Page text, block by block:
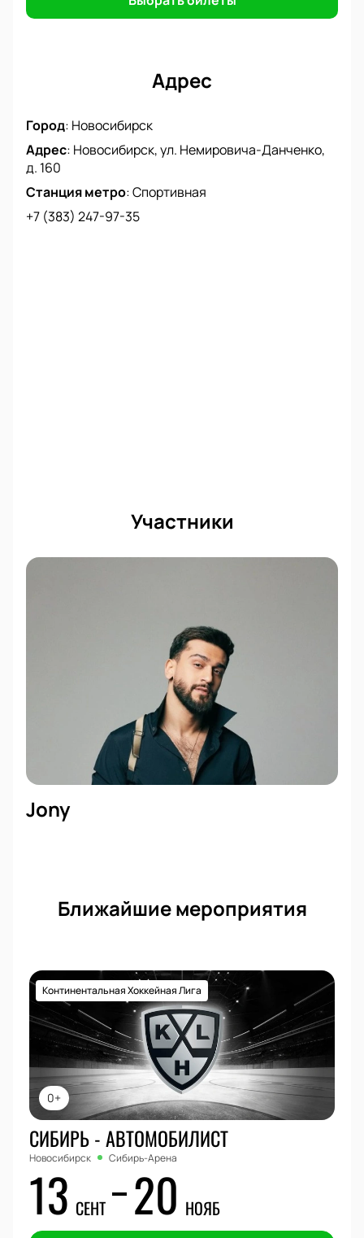
Адрес
Город: Новосибирск
Адрес: Новосибирск, ул. Немировича-Данченко,
д. 160
Станция метро:Спортивная
+7 (383) 247-97-35
Участники
Jony
Ближайшие мероприятия
0+
Континентальная Хоккейная Лига
СИБИРЬ - АВТОМОБИЛИСТ
Новосибирск Сибирь-Арена
13 СЕНТ 20 НОЯБ